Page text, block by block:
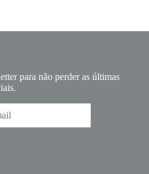
para não perder as últimas